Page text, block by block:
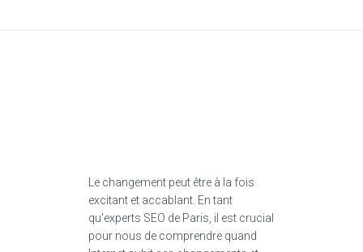
Le changement peut être à la fois
excitant et accablant. En tant
qu'experts SEO de Paris, il est crucial
pour nous de comprendre quand